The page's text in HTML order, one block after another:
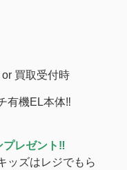
買取受付時
有機EL本体‼
レゼント‼
ッズはレジでもら